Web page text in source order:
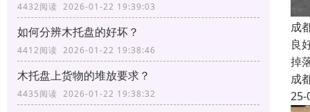
4432阅读 2026-01-22 19:39:03
如何分辨木托盘的好坏？
4412阅读 2026-01-22 19:38:46
木托盘上货物的堆放要求？
4435阅读 2026-01-22 19:38:32
成
良
掉
成
25-